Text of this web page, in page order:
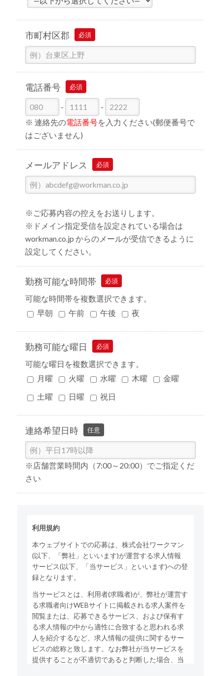
市町村区郡 必須
電話番号 必須
-
-
※ 連絡先の電話番号を入力ください(郵便番号で
はございません)
メールアドレス 必須
※ご応募内容の控えをお送りします。
※ドメイン指定受信を設定されている場合は
workman.co.jp からのメールが受信できるように
設定してください。
勤務可能な時間帯 必須
可能な時間帯を複数選択できます。
早朝
午前 午後 夜
勤務可能な曜日 必須
可能な曜日を複数選択できます。
月曜
火曜 水曜 木曜 金曜
土曜 日曜 祝日
連絡希望日時 任意
※店舗営業時間内（7:00～20:00）でご指定くだ
さい
利用規約
本ウェブサイトでの応募は、株式会社ワークマン
(以下、「弊社」といいます)が運営する求人情報
サービス(以下、「当サービス」といいます)への登
録となります。
当サービスとは、利用者(求職者)が、弊社が運営す
る求職者向けWEBサイトに掲載される求人案件を
閲覧または、応募できるサービス、および保有す
る求人情報の中から適性に合致すると思われる求
人を紹介するなど、求人情報の提供に関するサー
ビスの総称と致します。なお弊社が当サービスを
提供することが不適切であると判断した場合、当